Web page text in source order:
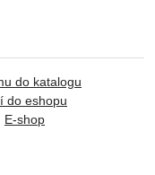
do katalogu
do eshopu
E-shop